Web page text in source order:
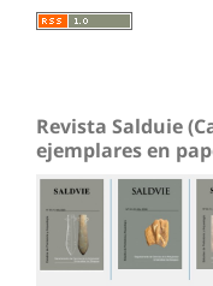
Revista Salduie
ejemplares en